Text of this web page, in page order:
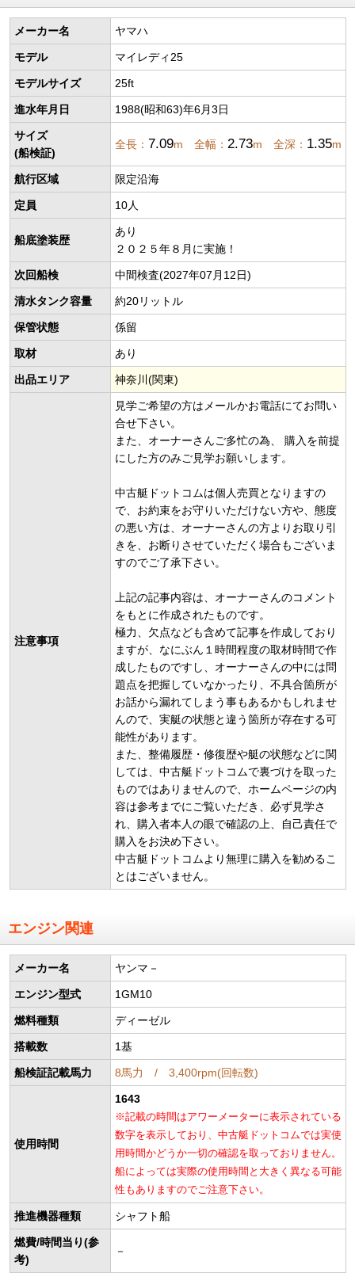
メーカー名 ヤマハ
モデル マイレディ25
モデルサイズ 25ft
進水年月日 1988(昭和63)年6月3日
サイズ
(船検証)
全長： 7.09m 全幅： 2.73m 全深： 1.35m
航行区域 限定沿海
定員 10人
船底塗装歴
あり
２０２５年８月に実施！
次回船検 中間検査(2027年07月12日)
清水タンク容量 約20リットル
保管状態 係留
取材 あり
出品エリア 神奈川(関東)
注意事項
見学ご希望の方はメールかお電話にてお問い
合せ下さい。
また、オーナーさんご多忙の為、 購入を前提
にした方のみご見学お願いします。
中古艇ドットコムは個人売買となりますの
で、お約束をお守りいただけない方や、態度
の悪い方は、オーナーさんの方よりお取り引
きを、お断りさせていただく場合もございま
すのでご了承下さい。
上記の記事内容は、オーナーさんのコメント
をもとに作成されたものです。
極力、欠点なども含めて記事を作成しており
ますが、なにぶん１時間程度の取材時間で作
成したものですし、オーナーさんの中には問
題点を把握していなかったり、不具合箇所が
お話から漏れてしまう事もあるかもしれませ
んので、実艇の状態と違う箇所が存在する可
能性があります。
また、整備履歴・修復歴や艇の状態などに関
しては、中古艇ドットコムで裏づけを取った
ものではありませんので、ホームページの内
容は参考までにご覧いただき、必ず見学さ
れ、購入者本人の眼で確認の上、自己責任で
購入をお決め下さい。
中古艇ドットコムより無理に購入を勧めるこ
とはございません。
エンジン関連
メーカー名 ヤンマ－
エンジン型式 1GM10
燃料種類 ディーゼル
搭載数 1基
船検証記載馬力 8馬力 / 3,400rpm(回転数)
使用時間
1643
※記載の時間はアワーメーターに表示されている
数字を表示しており、中古艇ドットコムでは実使
用時間かどうか一切の確認を取っておりません。
船によっては実際の使用時間と大きく異なる可能
性もありますのでご注意下さい。
推進機器種類 シャフト船
燃費/時間当り(参
考)
－